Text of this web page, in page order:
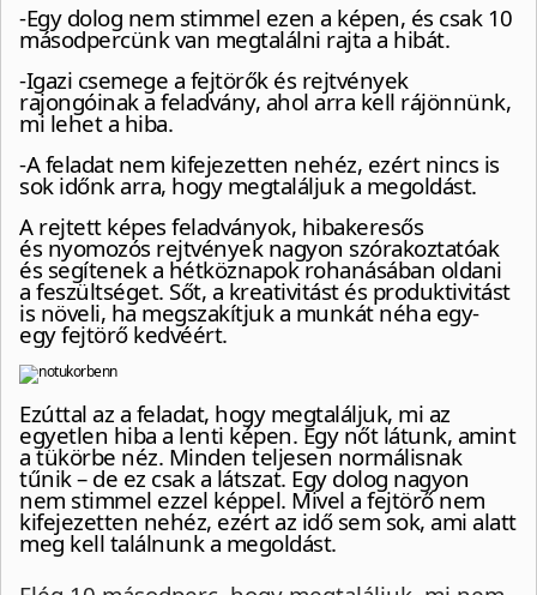
-Egy dolog nem stimmel ezen a képen, és csak 10
másodpercünk van megtalálni rajta a hibát.
-Igazi csemege a fejtörők és rejtvények
rajongóinak a feladvány, ahol arra kell rájönnünk,
mi lehet a hiba.
-A feladat nem kifejezetten nehéz, ezért nincs is
sok időnk arra, hogy megtaláljuk a megoldást.
A rejtett képes feladványok, hibakeresős
és nyomozós rejtvények nagyon szórakoztatóak
és segítenek a hétköznapok rohanásában oldani
a feszültséget. Sőt, a kreativitást és produktivitást
is növeli, ha megszakítjuk a munkát néha egy-
egy fejtörő kedvéért.
Ezúttal az a feladat, hogy megtaláljuk, mi az
egyetlen hiba a lenti képen. Egy nőt látunk, amint
a tükörbe néz. Minden teljesen normálisnak
tűnik – de ez csak a látszat. Egy dolog nagyon
nem stimmel ezzel képpel. Mivel a fejtörő nem
kifejezetten nehéz, ezért az idő sem sok, ami alatt
meg kell találnunk a megoldást.